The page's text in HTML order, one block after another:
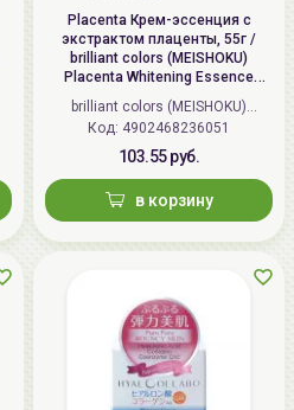
Placenta Крем-эссенция с
экстрактом плаценты, 55г /
brilliant colors (MEISHOKU)
Placenta Whitening Essence
Cream
brilliant colors (MEISHOKU)
(Япония)
Код: 4902468236051
103.55 руб.
в корзину